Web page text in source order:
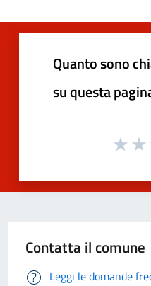
Quanto sono
su questa
Contatta il comune
Leggi le domande